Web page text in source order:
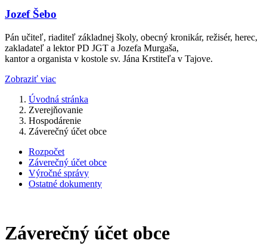
Jozef Šebo
Pán učiteľ, riaditeľ základnej školy, obecný kronikár, režisér, herec,
zakladateľ a lektor PD JGT a Jozefa Murgaša,
kantor a organista v kostole sv. Jána Krstiteľa v Tajove.
Zobraziť viac
Úvodná stránka
Zverejňovanie
Hospodárenie
Záverečný účet obce
Rozpočet
Záverečný účet obce
Výročné správy
Ostatné dokumenty
Záverečný účet obce